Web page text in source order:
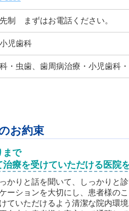
制 まずはお電話ください。
児歯科
・虫歯、歯周病治療・小児歯科
お約束
まで
療を受けていただける医院
かりと話を聞いて、しっかりと
ーションを大切にし、患者様の
ていただけるよう清潔な院内環境